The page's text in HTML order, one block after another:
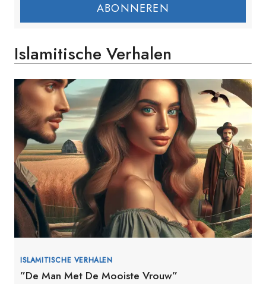
ABONNEREN
Islamitische Verhalen
ISLAMITISCHE VERHALEN
”De Man Met De Mooiste Vrouw”